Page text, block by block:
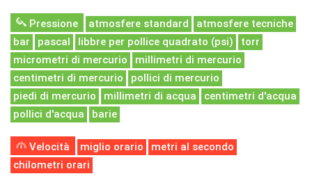
Pressione atmosfere standard
atmosfere tecniche
bar
pascal libbre per pollice quadrato (psi)
torr
micrometri di mercurio
millimetri di mercurio
centimetri di mercurio
pollici di mercurio
piedi di mercurio
millimetri di acqua
centimetri d'acqua
pollici d'acqua
barie
Velocità miglio orario
metri al secondo
chilometri orari